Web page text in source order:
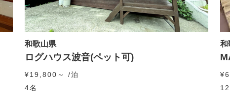
和歌山県
ログハウス波音(ペット可)
¥19,800～ /泊
4名
和